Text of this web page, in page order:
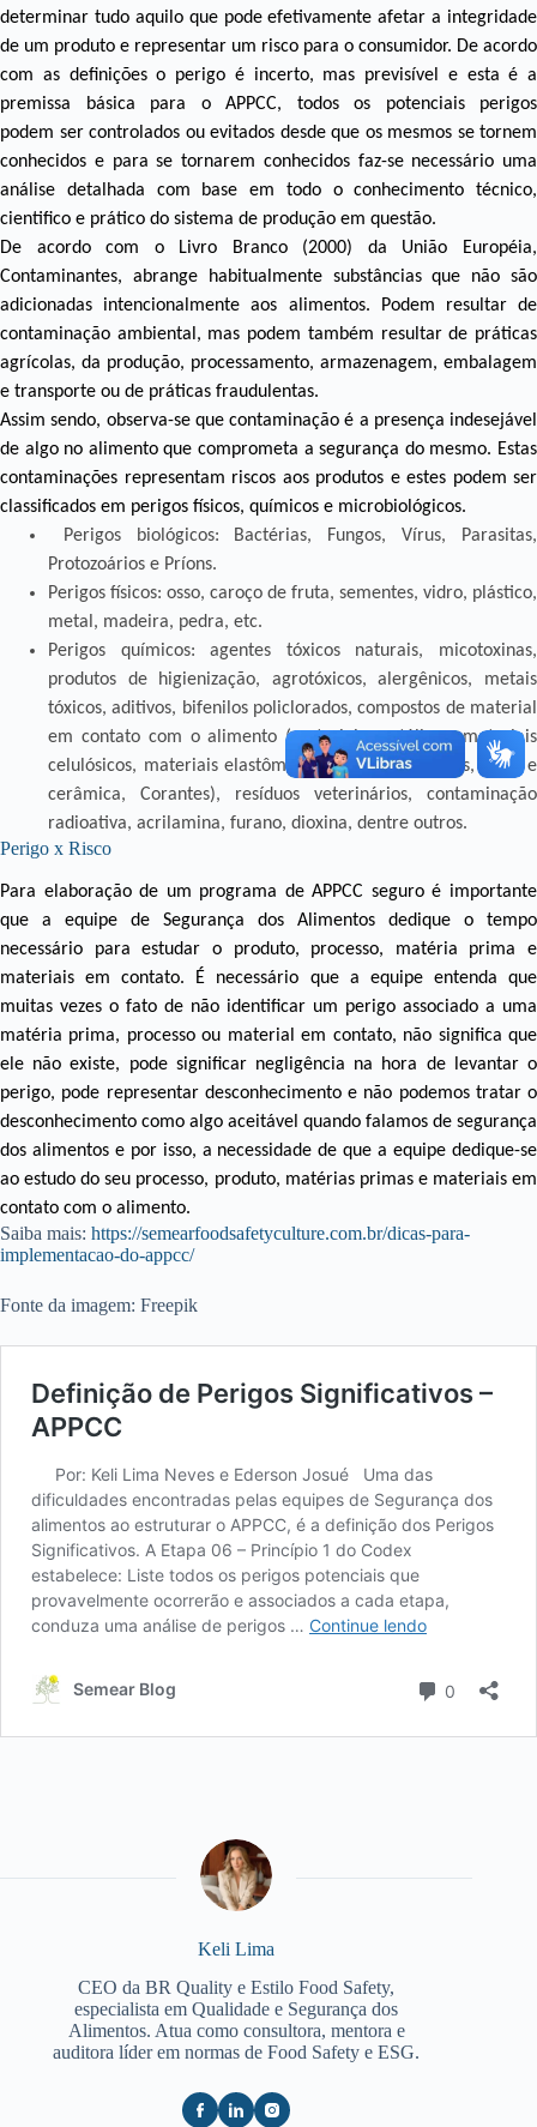
determinar tudo aquilo que pode efetivamente afetar a integridade
de um produto e representar um risco para o consumidor. De acordo
com as definições o perigo é incerto, mas previsível e esta é a
premissa básica para o APPCC, todos os potenciais perigos
podem ser controlados ou evitados desde que os mesmos se tornem
conhecidos e para se tornarem conhecidos faz-se necessário uma
análise detalhada com base em todo o conhecimento técnico,
cientifico e prático do sistema de produção em questão.
De acordo com o Livro Branco (2000) da União Européia,
Contaminantes, abrange habitualmente substâncias que não são
adicionadas intencionalmente aos alimentos. Podem resultar de
contaminação ambiental, mas podem também resultar de práticas
agrícolas, da produção, processamento, armazenagem, embalagem
e transporte ou de práticas fraudulentas.
Assim sendo, observa-se que contaminação é a presença indesejável
de algo no alimento que comprometa a segurança do mesmo. Estas
contaminações representam riscos aos produtos e estes podem ser
classificados em perigos físicos, químicos e microbiológicos.
Perigos biológicos: Bactérias, Fungos, Vírus, Parasitas,
Protozoários e Príons.
Perigos físicos: osso, caroço de fruta, sementes, vidro, plástico,
metal, madeira, pedra, etc.
Perigos químicos: agentes tóxicos naturais, micotoxinas,
produtos de higienização, agrotóxicos, alergênicos, metais
tóxicos, aditivos, bifenilos policlorados, compostos de material
em contato com o alimento (materiais metálicos, materiais
celulósicos, materiais elastômeros, ceras e parafinas, vidro e
cerâmica, Corantes), resíduos veterinários, contaminação
radioativa, acrilamina, furano, dioxina, dentre outros.
Perigo x Risco
Para elaboração de um programa de APPCC seguro é importante
que a equipe de Segurança dos Alimentos dedique o tempo
necessário para estudar o produto, processo, matéria prima e
materiais em contato. É necessário que a equipe entenda que
muitas vezes o fato de não identificar um perigo associado a uma
matéria prima, processo ou material em contato, não significa que
ele não existe, pode significar negligência na hora de levantar o
perigo, pode representar desconhecimento e não podemos tratar o
desconhecimento como algo aceitável quando falamos de segurança
dos alimentos e por isso, a necessidade de que a equipe dedique-se
ao estudo do seu processo, produto, matérias primas e materiais em
contato com o alimento.
Saiba mais: https://semearfoodsafetyculture.com.br/dicas-para-
implementacao-do-appcc/
Fonte da imagem: Freepik
Keli Lima
CEO da BR Quality e Estilo Food Safety,
especialista em Qualidade e Segurança dos
Alimentos. Atua como consultora, mentora e
auditora líder em normas de Food Safety e ESG.